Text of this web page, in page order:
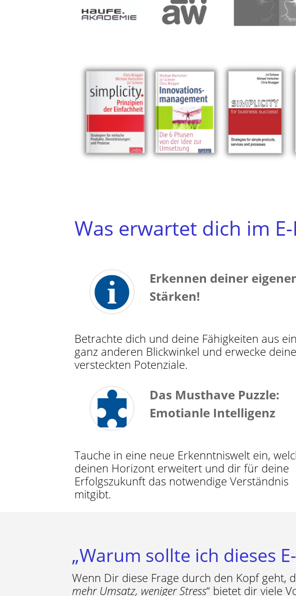
Was erwartet dich im
Erkennen deiner
Stärken!
Betrachte dich und deine Fähigkeiten aus
ganz anderen Blickwinkel und erwecke deine
versteckten Potenziale.
Das Musthave Puzzle:
Emotianle Intelligenz
Tauche in eine neue Erkenntniswelt ein,
deinen Horizont erweitert und dir für deine
Erfolgszukunft das notwendige Verständnis
mitgibt.
„Warum sollte ich dieses
Wenn Dir diese Frage durch den Kopf geht,
mehr Umsatz, weniger Stress“ bietet dir viele